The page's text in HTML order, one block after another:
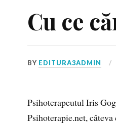
Cu ce
BY EDITURA3ADMIN
Psihoterapeutul Iris
Psihoterapie.net,